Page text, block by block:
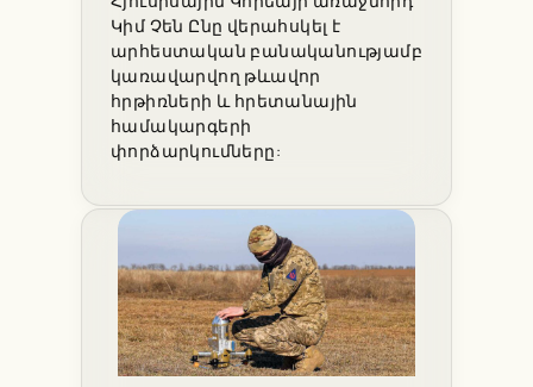
Կիմ Չեն Ընը վերահսկել է
արհեստական բանականությամբ
կառավարվող թևավոր
հրթիռների և հրետանային
համակարգերի
փորձարկումները: